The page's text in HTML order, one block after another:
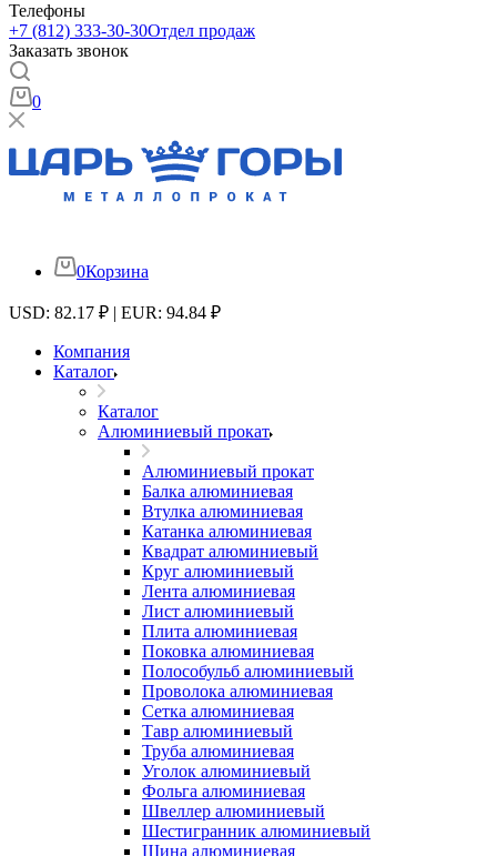
Телефоны
+7 (812) 333-30-30Отдел продаж
Заказать звонок
0
0Корзина
USD: 82.17 ₽ | EUR: 94.84 ₽
Компания
Каталог
Каталог
Алюминиевый прокат
Алюминиевый прокат
Балка алюминиевая
Втулка алюминиевая
Катанка алюминиевая
Квадрат алюминиевый
Круг алюминиевый
Лента алюминиевая
Лист алюминиевый
Плита алюминиевая
Поковка алюминиевая
Полособульб алюминиевый
Проволока алюминиевая
Сетка алюминиевая
Тавр алюминиевый
Труба алюминиевая
Уголок алюминиевый
Фольга алюминиевая
Швеллер алюминиевый
Шестигранник алюминиевый
Шина алюминиевая